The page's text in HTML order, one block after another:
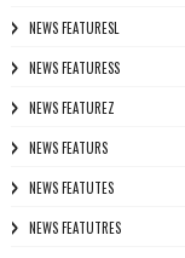
NEWS FEATURESL
NEWS FEATURESS
NEWS FEATUREZ
NEWS FEATURS
NEWS FEATUTES
NEWS FEATUTRES